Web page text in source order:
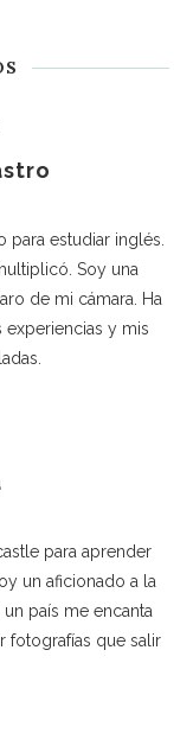
estudiar inglés.
Soy una
de mi cámara. Ha
y mis
para aprender
un aficionado a la
país me encanta
fotografías que salir